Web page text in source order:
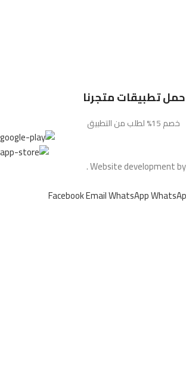
حمل تطبيقات متجرنا
خصم 15% لطلب من التطبيق
Website development by
.
FacebookEmailWhatsApp